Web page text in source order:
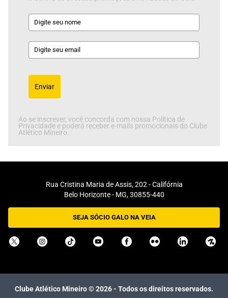
Enviar
Ao se inscrever, você concorda com nossa Política de
Privacidade e poderá receber e-mails promocionais do Clube
Atlético Mineiro.
Rua Cristina Maria de Assis, 202 - Califórnia
Belo Horizonte - MG, 30855-440
SEJA SÓCIO GALO NA VEIA
Clube Atlético Mineiro ©2026- Todos os direitos reservados.